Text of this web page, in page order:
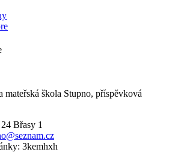
mateřská škola Stupno, příspěvková
Břasy 1
3kemhxh